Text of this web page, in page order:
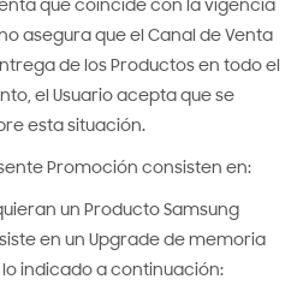
que coincide con la vigencia
asegura que el Canal de Venta
de los Productos en todo el
el Usuario acepta que se
esta situación.
Promoción consisten en:
un Producto Samsung
en un Upgrade de memoria
indicado a continuación: